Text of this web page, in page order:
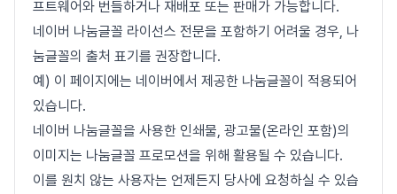
프트웨어와 번들하거나 재배포 또는 판매가 가능합니다.
네이버 나눔글꼴 라이선스 전문을 포함하기 어려울 경우, 나
눔글꼴의 출처 표기를 권장합니다.
예) 이 페이지에는 네이버에서 제공한 나눔글꼴이 적용되어
있습니다.
네이버 나눔글꼴을 사용한 인쇄물, 광고물(온라인 포함)의
이미지는 나눔글꼴 프로모션을 위해 활용될 수 있습니다.
이를 원치 않는 사용자는 언제든지 당사에 요청하실 수 있습